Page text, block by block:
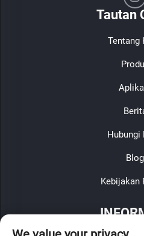
Tautan
Tentang
Hubungi
Blog
Kebijakan